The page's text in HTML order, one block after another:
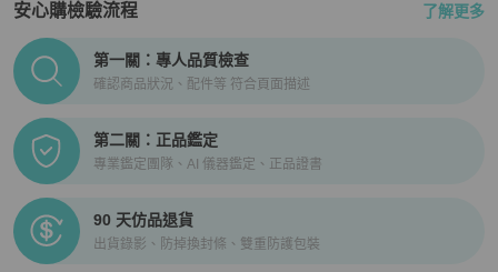
安心購檢驗流程 了解更多
PopChill拍拍圈正品驗證、安心購檢驗流程介紹
第一關：專人品質檢查
確認商品狀況、配件等 符合頁面描述
第二關：正品鑑定
專業鑑定團隊、AI 儀器鑑定、正品證書
90 天仿品退貨
出貨錄影、防掉換封條、雙重防護包裝